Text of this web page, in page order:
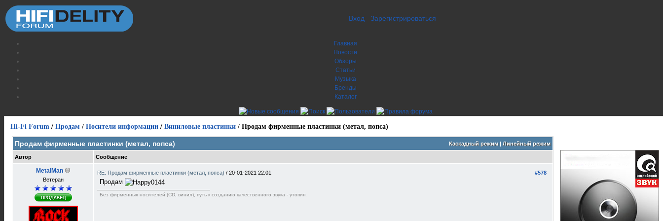
Вход Зарегистрироваться
Главная
Новости
Обзоры
Статьи
Музыка
Бренды
Каталог
Hi-Fi Forum / Продам / Носители информации / Виниловые пластинки / Продам фирменные пластинки (метал, попса)
Каскадный режим| Линейный режим
Продам фирменные пластинки (метал, попса)
Автор Сообщение
MetalMan
Ветеран
#578
RE: Продам фирменные пластинки (метал, попса) / 20-01-2021 22:01
Продам
Без фирменных носителей (CD, винил), путь к созданию качественного звука - утопия.